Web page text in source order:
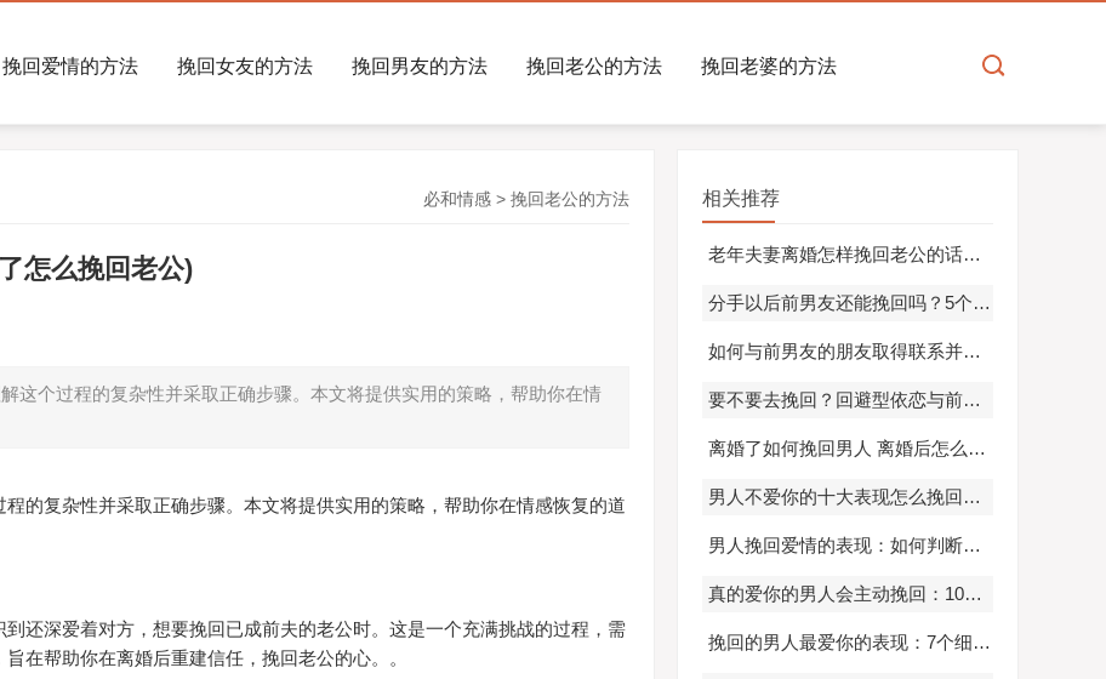
挽回爱情的方法 挽回女友的方法 挽回男友的方法 挽回老公的方法 挽回老婆的方法
必和情感 > 挽回老公的方法
怎么挽回老公)
这个过程的复杂性并采取正确步骤。本文将提供实用的策略，帮助你在情
的复杂性并采取正确步骤。本文将提供实用的策略，帮助你在情感恢复的道
还深爱着对方，想要挽回已成前夫的老公时。这是一个充满挑战的过程，需
在帮助你在离婚后重建信任，挽回老公的心。。
相关推荐
老年夫妻离婚怎样挽回老公的话？5个实用技巧让爱重燃
分手以后前男友还能挽回吗？5个有效方法助你成功
如何与前男友的朋友取得联系并挽回他的心
要不要去挽回？回避型依恋与前男友的情感修复之道
离婚了如何挽回男人 离婚后怎么挽回老公的心理状态呢
男人不爱你的十大表现怎么挽回？实用技巧帮你重获爱情
男人挽回爱情的表现：如何判断他是否真心爱你并愿意改变
真的爱你的男人会主动挽回：10个真心表现教你识别真爱
挽回的男人最爱你的表现：7个细节证明他是真心回归而非暂时依赖